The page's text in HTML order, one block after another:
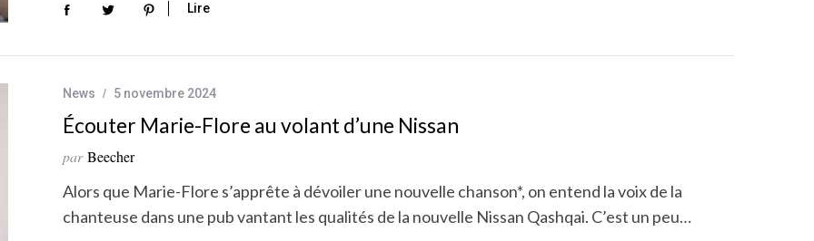
Lire
News 5 novembre 2024
Écouter Marie-Flore au volant d’une Nissan
par Beecher
Alors que Marie-Flore s’apprête à dévoiler une nouvelle chanson*, on entend la voix de la
chanteuse dans une pub vantant les qualités de la nouvelle Nissan Qashqai. C’est un peu…